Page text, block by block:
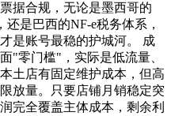
据合规，无论是墨西哥的
是巴西的NF-e税务体系，
是账号最稳的护城河。 成
"零门槛"，实际是低流量、
土店有固定维护成本，但高
放量。只要店铺月销稳定突
完全覆盖主体成本，剩余利